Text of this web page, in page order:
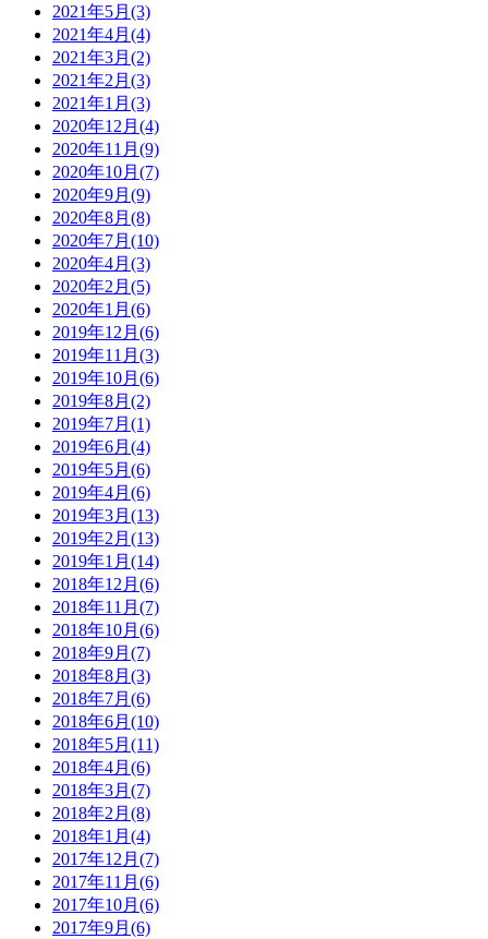
2021年5月(3)
2021年4月(4)
2021年3月(2)
2021年2月(3)
2021年1月(3)
2020年12月(4)
2020年11月(9)
2020年10月(7)
2020年9月(9)
2020年8月(8)
2020年7月(10)
2020年4月(3)
2020年2月(5)
2020年1月(6)
2019年12月(6)
2019年11月(3)
2019年10月(6)
2019年8月(2)
2019年7月(1)
2019年6月(4)
2019年5月(6)
2019年4月(6)
2019年3月(13)
2019年2月(13)
2019年1月(14)
2018年12月(6)
2018年11月(7)
2018年10月(6)
2018年9月(7)
2018年8月(3)
2018年7月(6)
2018年6月(10)
2018年5月(11)
2018年4月(6)
2018年3月(7)
2018年2月(8)
2018年1月(4)
2017年12月(7)
2017年11月(6)
2017年10月(6)
2017年9月(6)